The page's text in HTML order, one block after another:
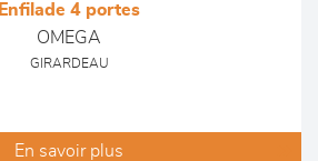
Enfilade 4 portes
OMEGA
GIRARDEAU
En savoir plus